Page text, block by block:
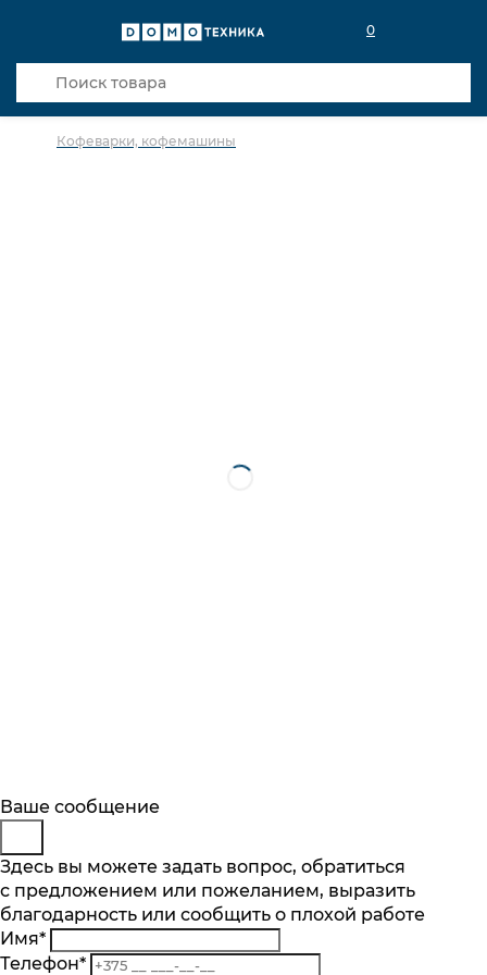
0
Кофеварки, кофемашины
Описание
Отзывы
Основные характеристики
Категория
Кофеварки капельные
Тип используемого кофе
Будьте в курсе
Подпишитесь на последние обновления
и узнавайте о новинках и специальных
предложениях первыми
Подписаться
Заказ обратного звонка
Представьтесь
Телефон*
Комментарий
Ваше сообщение
Здесь вы можете задать вопрос, обратиться
с предложением или пожеланием, выразить
благодарность или сообщить о плохой работе
Имя*
Телефон*